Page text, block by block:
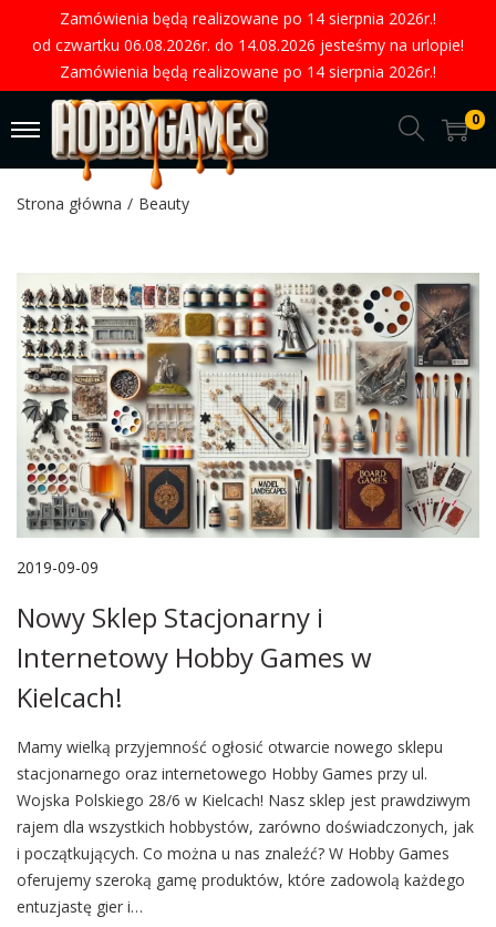
Zamówienia będą realizowane po 14 sierpnia 2026r.!
od czwartku 06.08.2026r. do 14.08.2026 jesteśmy na urlopie!
Zamówienia będą realizowane po 14 sierpnia 2026r.!
0
Strona główna / Beauty
P
s
t
e
d
n
2019-09-09
2
-
0
-
1
1
Nowy Sklep Stacjonarny i
Internetowy Hobby Games w
Kielcach!
Mamy wielką przyjemność ogłosić otwarcie nowego sklepu
stacjonarnego oraz internetowego Hobby Games przy ul.
Wojska Polskiego 28/6 w Kielcach! Nasz sklep jest prawdziwym
rajem dla wszystkich hobbystów, zarówno doświadczonych, jak
i początkujących. Co można u nas znaleźć? W Hobby Games
oferujemy szeroką gamę produktów, które zadowolą każdego
entuzjastę gier i…